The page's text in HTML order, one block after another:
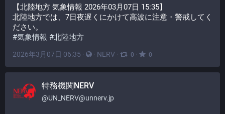
【北陸地方 気象情報 2026年03月07日 15:35】
北陸地方では、7日夜遅くにかけて高波に注意・警戒してく
ださい。
#気象情報 #北陸地方
2026年3月07日 06:35 · · NERV · 0 · 0
特務機関NERV
@UN_NERV@unnerv.jp